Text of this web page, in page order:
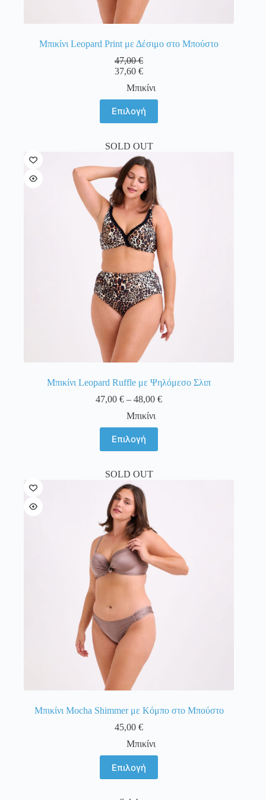
Μπικίνι Leopard Print με Δέσιμο στο Μπούστο
47,00€
37,60€
Μπικίνι
Επιλογή
το
προϊόν
πολλαπλές
παραλλαγές.
Οι
επιλογές
μπορούν
να
επιλεγούν
στη
σελίδα
του
προϊόντος
SOLD OUT
Μπικίνι Leopard Ruffle με Ψηλόμεσο Σλιπ
47,00€ – 48,00€Price
Μπικίνι
Επιλογή
το
προϊόν
πολλαπλές
παραλλαγές.
Οι
επιλογές
μπορούν
να
επιλεγούν
στη
σελίδα
του
προϊόντος
SOLD OUT
Μπικίνι Mocha Shimmer με Κόμπο στο Μπούστο
45,00€
Μπικίνι
Επιλογή
το
προϊόν